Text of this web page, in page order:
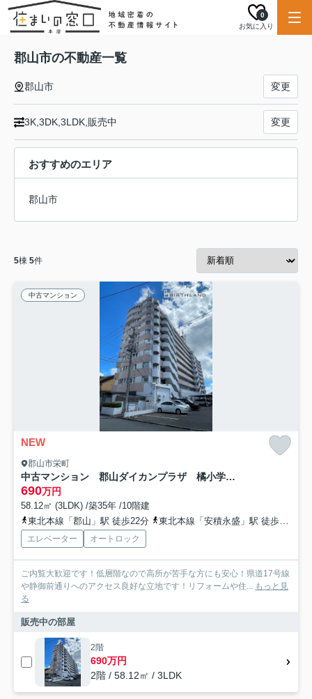
お気に入り
0
郡山市の不動産一覧
郡山市 変更
3K,3DK,3LDK,販売中 変更
おすすめのエリア
郡山市
5棟 5件
中古マンション
NEW
郡山市栄町
中古マンション 郡山ダイカンプラザ 橘小学校・第三中学校
690万円
58.12㎡ (3LDK) /築35年 /10階建
東北本線「郡山」駅 徒歩22分
東北本線「安積永盛」駅 徒歩53分
エレベーター オートロック
ご内覧大歓迎です！低層階なので高所が苦手な方にも安心！県道17号線
や静御前通りへのアクセス良好な立地です！リフォームや住... もっと見
る
販売中の部屋
2階
690万円
2階 / 58.12㎡ / 3LDK